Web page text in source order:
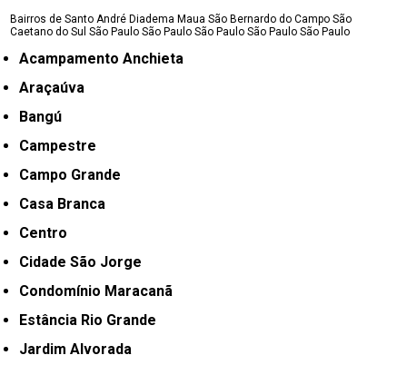
Bairros de Santo André Diadema Maua São Bernardo do Campo São
Caetano do SulSão Paulo São Paulo São Paulo São Paulo São Paulo
Acampamento Anchieta
Araçaúva
Bangú
Campestre
Campo Grande
Casa Branca
Centro
Cidade São Jorge
Condomínio Maracanã
Estância Rio Grande
Jardim Alvorada